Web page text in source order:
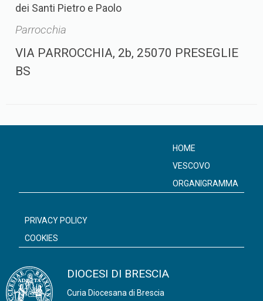
dei Santi Pietro e Paolo
Parrocchia
VIA PARROCCHIA, 2b, 25070 PRESEGLIE
BS
DIOCESI DI BRESCIA
Curia Diocesana di Brescia
HOME
VESCOVO
ORGANIGRAMMA
PRIVACY POLICY
COOKIES